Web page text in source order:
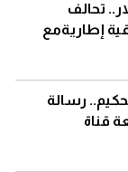
دولار.. تحالف
إطاريةمع
رسالة
قناة